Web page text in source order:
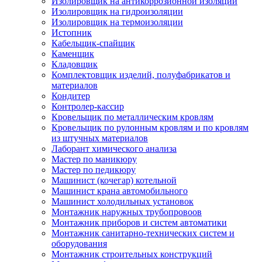
Изолировщик на гидроизоляции
Изолировщик на термоизоляции
Истопник
Кабельщик-спайщик
Каменщик
Кладовщик
Комплектовщик изделий, полуфабрикатов и
материалов
Кондитер
Контролер-кассир
Кровельщик по металлическим кровлям
Кровельщик по рулонным кровлям и по кровлям
из штучных материалов
Лаборант химического анализа
Мастер по маникюру
Мастер по педикюру
Машинист (кочегар) котельной
Машинист крана автомобильного
Машинист холодильных установок
Монтажник наружных трубопровоов
Монтажник приборов и систем автоматики
Монтажник санитарно-технических систем и
оборудования
Монтажник строительных конструкций